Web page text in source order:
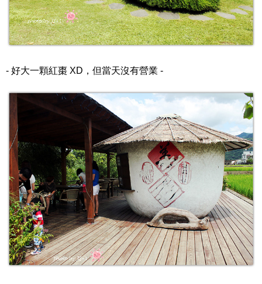
- 好大一顆紅棗 XD，但當天沒有營業 -